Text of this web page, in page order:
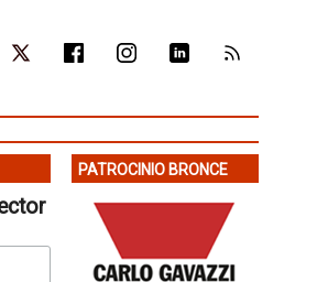
PATROCINIO BRONCE